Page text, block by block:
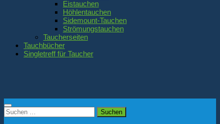
Eistauchen
Höhlentauchen
Sidemount-Tauchen
Strömungstauchen
Taucherseiten
Tauchbücher
Singletreff für Taucher
Suchen
nach: